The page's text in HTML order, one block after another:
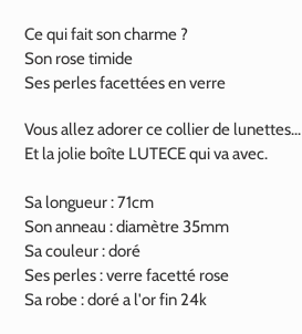
Ce qui fait son charme ?
Son rose timide
Ses perles facettées en verre
Vous allez adorer ce collier de lunettes...
Et la jolie boîte LUTECE qui va avec.
Sa longueur : 71cm
Son anneau : diamètre 35mm
Sa couleur : doré
Ses perles : verrefacetté rose
Sa robe : doré a l'or fin 24k